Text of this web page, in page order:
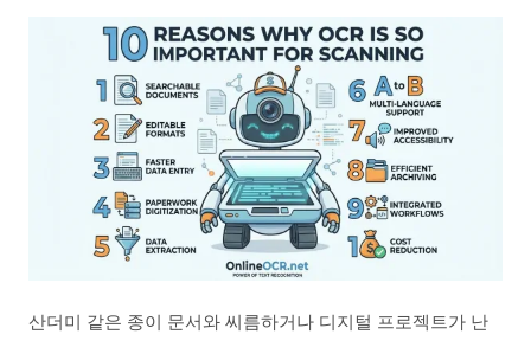
산더미 같은 종이 문서와 씨름하거나 디지털 프로젝트가 난